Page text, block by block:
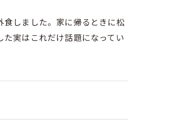
食しました。家に帰るときに松
実はこれだけ話題になってい